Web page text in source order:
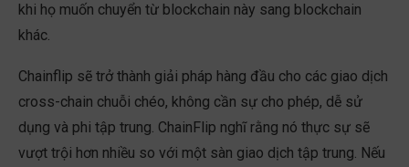
khi họ muốn chuyển từ blockchain này sang blockchain
khác.
Chainflip sẽ trở thành giải pháp hàng đầu cho các giao dịch
cross-chain chuỗi chéo, không cần sự cho phép, dễ sử
dụng và phi tập trung. ChainFlip nghĩ rằng nó thực sự sẽ
vượt trội hơn nhiều so với một sàn giao dịch tập trung. Nếu